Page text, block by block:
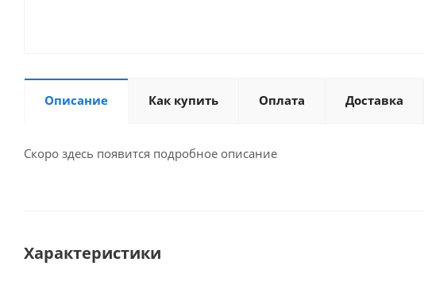
Описание Как купить Оплата Доставка
Скоро здесь появится подробное описание
Характеристики